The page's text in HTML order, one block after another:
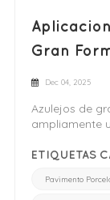
Gran
Dec 04, 2025
Azulejos de
ampliamente
emblemático
versatilidad
ETIQUETAS
Pavimento